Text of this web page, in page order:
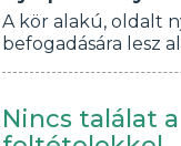
A kör alakú, oldalt
befogadására lesz
Nincs találat